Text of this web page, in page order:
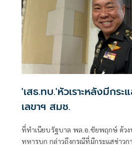
'เสธ.ทบ.'หัวเราะหลังมีกระ
เลขาฯ สมช.
ที่ทำเนียบรัฐบาล พล.อ.ชัยพฤกษ์ ด้ว
ทหารบก กล่าวถึงกรณีที่มีกระแสข่าวก